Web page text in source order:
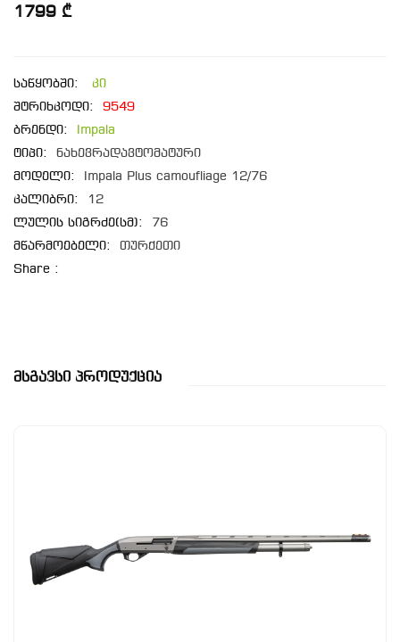
1799 ₾
საწყობში:
კი
შტრიხკოდი:
9549
ბრენდი:
Impala
ტიპი:
ნახევრადავტომატური
მოდელი:
Impala Plus camoufliage 12/76
კალიბრი:
12
ლულის სიგრძე(სმ):
76
მწარმოებელი:
თურქეთი
Share :
Მსგავსი Პროდუქცია